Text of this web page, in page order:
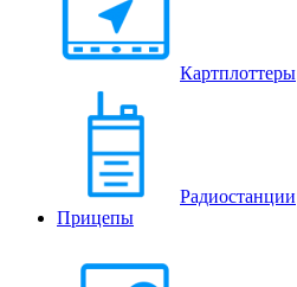
Картплоттеры
Радиостанции
Прицепы